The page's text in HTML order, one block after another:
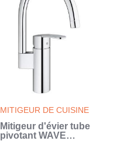
MITIGEUR DE CUISINE
Mitigeur d'évier tube
pivotant WAVE